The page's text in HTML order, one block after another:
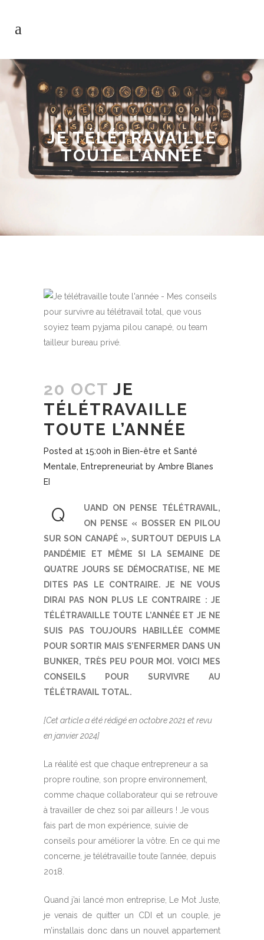
JE TÉLÉTRAVAILLE
TOUTE L’ANNÉE
20 OCT JE
TÉLÉTRAVAILLE
TOUTE L’ANNÉE
Posted at 15:00h in Bien-être et Santé
Mentale, Entrepreneuriat by Ambre Blanes
EI
Q
UAND ON PENSE TÉLÉTRAVAIL,
ON PENSE « BOSSER EN PILOU
SUR SON CANAPÉ », SURTOUT DEPUIS LA
PANDÉMIE ET MÊME SI LA SEMAINE DE
QUATRE JOURS SE DÉMOCRATISE, NE ME
DITES PAS LE CONTRAIRE. JE NE VOUS
DIRAI PAS NON PLUS LE CONTRAIRE : JE
TÉLÉTRAVAILLE TOUTE L’ANNÉE ET JE NE
SUIS PAS TOUJOURS HABILLÉE COMME
POUR SORTIR MAIS S’ENFERMER DANS UN
BUNKER, TR ÈS PEU POUR MOI. VOICI MES
CONSEILS POUR SURVIVRE AU
TÉLÉTRAVAIL TOTAL.
[Cet article a été rédigé en octobre 2021 et revu
en janvier 2024]
La réalité est que chaque entrepreneur a sa
propre routine, son propre environnement,
comme chaque collaborateur qui se retrouve
à travailler de chez soi par ailleurs ! Je vous
fais part de mon expérience, suivie de
conseils pour améliorer la vôtre. En ce qui me
concerne, je télétravaille toute l’année, depuis
2018.
Quand j’ai lancé mon entreprise, Le Mot Juste,
je venais de quitter un CDI et un couple, je
m’installais donc dans un nouvel appartement